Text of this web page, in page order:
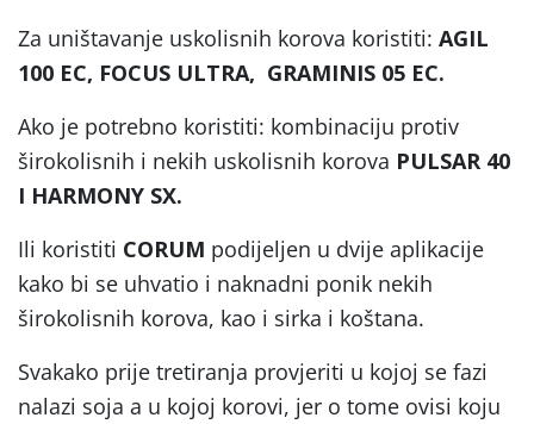
Za uništavanje uskolisnih korova koristiti: AGIL
100 EC, FOCUS ULTRA, GRAMINIS 05 EC.
Ako je potrebno koristiti: kombinaciju protiv
širokolisnih i nekih uskolisnih korova PULSAR 40
I HARMONY SX.
Ili koristiti CORUM podijeljen u dvije aplikacije
kako bi se uhvatio i naknadni ponik nekih
širokolisnih korova, kao i sirka i koštana.
Svakako prije tretiranja provjeriti u kojoj se fazi
nalazi soja a u kojoj korovi, jer o tome ovisi koju